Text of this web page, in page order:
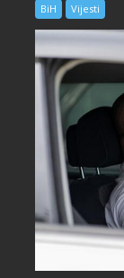
BiH Vijesti